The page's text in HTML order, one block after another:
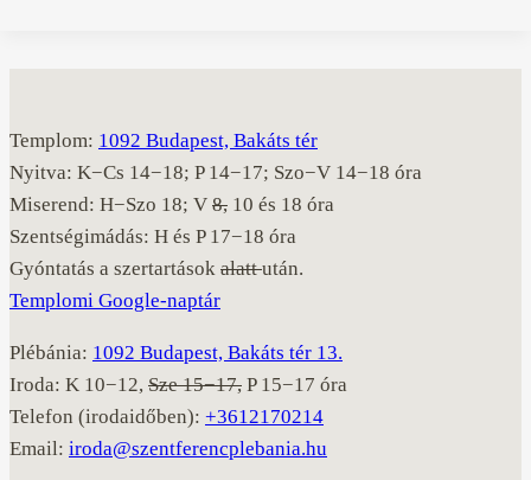
Templom: 1092 Budapest, Bakáts tér
Nyitva: K−Cs 14−18; P 14−17; Szo−V 14−18 óra
Miserend: H−Szo 18; V 8, 10 és 18 óra
Szentségimádás: H és P 17−18 óra
Gyóntatás a szertartások alattután.
Templomi Google-naptár
Plébánia: 1092 Budapest, Bakáts tér 13.
Iroda: K 10−12, Sze 15−17, P 15−17 óra
Telefon (irodaidőben): +3612170214
Email: iroda@szentferencplebania.hu